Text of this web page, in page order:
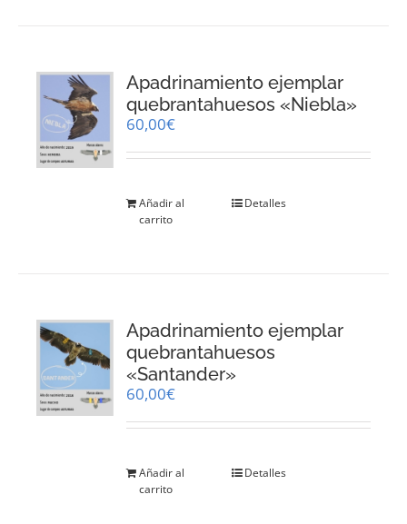
Apadrinamiento ejemplar
quebrantahuesos «Niebla»
60,00€
Añadir al
carrito
Detalles
Apadrinamiento ejemplar
quebrantahuesos
«Santander»
60,00€
Añadir al
carrito
Detalles